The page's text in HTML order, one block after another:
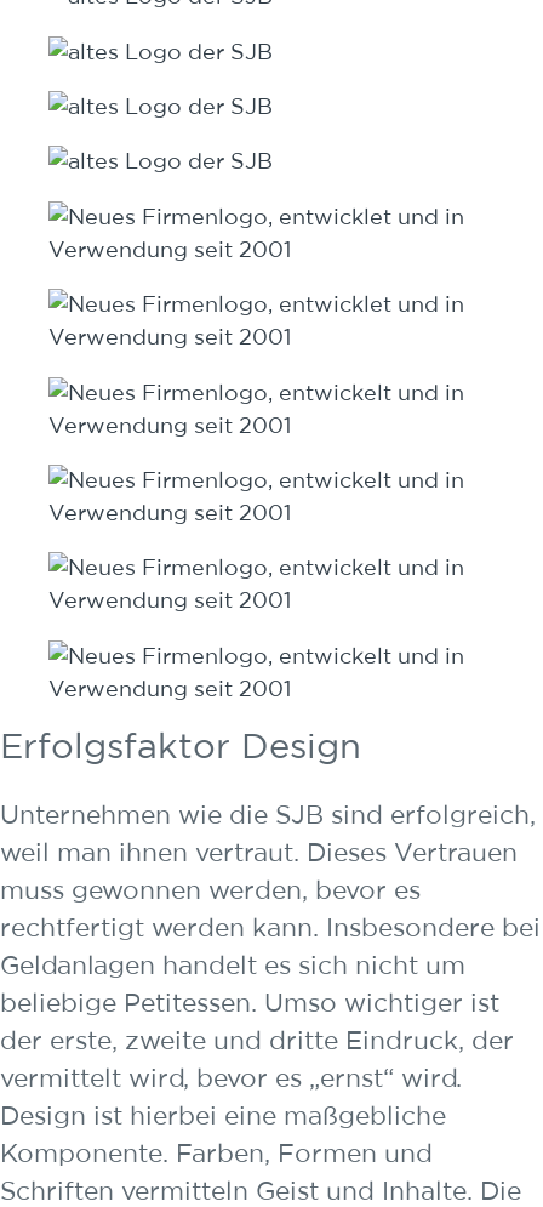
Erfolgsfaktor Design
Unternehmen wie die SJB sind erfolgreich,
weil man ihnen vertraut. Dieses Vertrauen
muss gewonnen werden, bevor es
rechtfertigt werden kann. Insbesondere bei
Geldanlagen handelt es sich nicht um
beliebige Petitessen. Umso wichtiger ist
der erste, zweite und dritte Eindruck, der
vermittelt wird, bevor es „ernst“ wird.
Design ist hierbei eine maßgebliche
Komponente. Farben, Formen und
Schriften vermitteln Geist und Inhalte. Die